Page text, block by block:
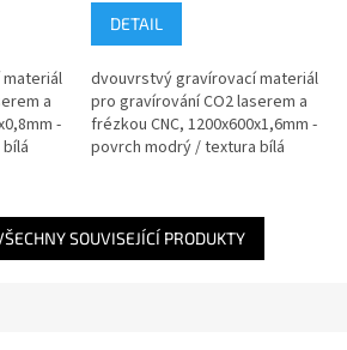
a
-
DETAIL
dvouvrstvý gravírovací materiál
pro gravírování CO2 laserem a
frézkou CNC, 1200x600x1,6mm -
povrch modrý / textura bílá
SOUVISEJÍCÍ PRODUKTY